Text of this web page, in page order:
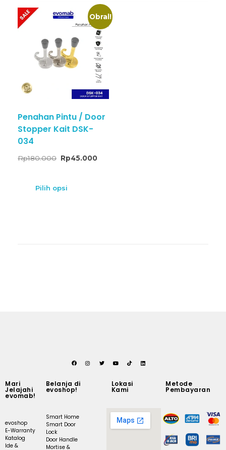
Obral!
Penahan Pintu / Door
Stopper Kait DSK-
034
Rp180.000 Rp45.000
Pilih opsi
Mari
Jelajahi
evomab!
evoshop
E-Warranty
Katalog
Ide &
Belanja di
evoshop!
Smart Home
Smart Door
Lock
Door Handle
Mortise &
Lokasi
Kami
Metode
Pembayaran